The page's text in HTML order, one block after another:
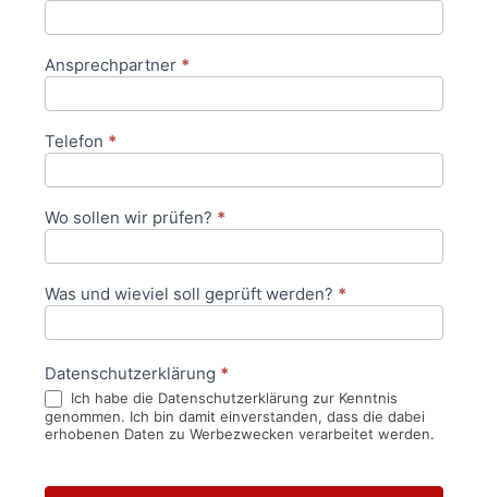
Ansprechpartner *
Telefon *
Wo sollen wir prüfen? *
Was und wieviel soll geprüft werden? *
Datenschutzerklärung *
Ich habe die Datenschutzerklärung zur Kenntnis
genommen. Ich bin damit einverstanden, dass die dabei
erhobenen Daten zu Werbezwecken verarbeitet werden.